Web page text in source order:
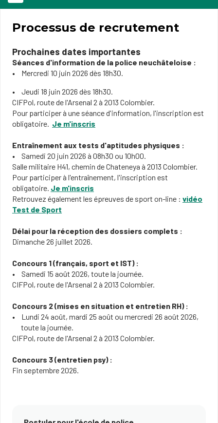
Processus de recrutement
Prochaines dates importantes
Séances d'information de la police neuchâteloise :
Mercredi 10 juin 2026 dès 18h30.
Jeudi 18 juin 2026 dès 18h30.
CIFPol, route de l'Arsenal 2 à 2013 Colombier.
Pour participer à une séance d'information, l'inscription est
obligatoire. Je m'inscris
Entraînement aux tests d'aptitudes physiques :
Samedi 20 juin 2026 à 08h30 ou 10h00.
Salle militaire H41, chemin de Chateneya à 2013 Colombier.
Pour participer à l'entraînement, l'inscription est
obligatoire. Je m'inscris
Retrouvez également les épreuves de sport on-line : vidéo
Test de Sport
Délai pour la réception des dossiers complets :
Dimanche 26 juillet 2026.
Concours 1 (français, sport et IST) :
Samedi 15 août 2026, toute la journée.
CIFPol, route de l'Arsenal 2 à 2013 Colombier.
Concours 2 (mises en situation et entretien RH) :
Lundi 24 août, mardi 25 août ou mercredi 26 août 2026,
toute la journée.
CIFPol, route de l'Arsenal 2 à 2013 Colombier.
Concours 3 (entretien psy) :
Fin septembre 2026.